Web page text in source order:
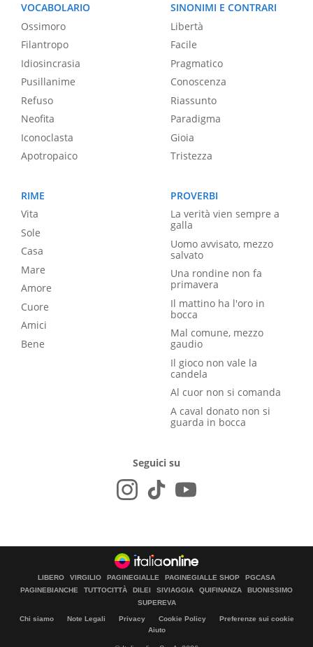
VOCABOLARIO
Ossimoro
Filantropo
Idiosincrasia
Pusillanime
Refuso
Neofita
Iconoclasta
Apotropaico
SINONIMI E CONTRARI
Libertà
Facile
Pragmatico
Conoscenza
Riassunto
Paradigma
Gioia
Tristezza
RIME
Vita
Sole
Casa
Mare
Amore
Cuore
Amici
Bene
PROVERBI
La verità vien sempre a
galla
Uomo avvisato, mezzo
salvato
Una rondine non fa
primavera
Il mattino ha l'oro in
bocca
Mal comune, mezzo
gaudio
Il gioco non vale la
candela
Al cuor non si comanda
A caval donato non si
guarda in bocca
Seguici su
LIBERO VIRGILIO PAGINEGIALLE PAGINEGIALLE SHOP
PGCASA
PAGINEBIANCHE
TUTTOCITTÀ DILEI SIVIAGGIA QUIFINANZA
BUONISSIMO
SUPEREVA
Chi siamo Note Legali Privacy Cookie Policy
Preferenze sui cookie
Aiuto